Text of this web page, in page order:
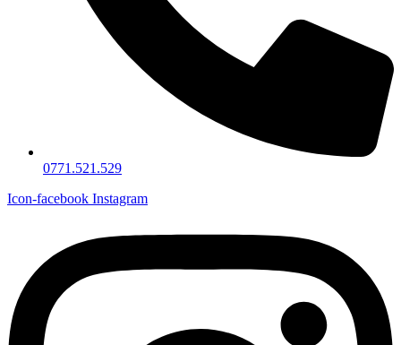
0771.521.529
Icon-facebook Instagram